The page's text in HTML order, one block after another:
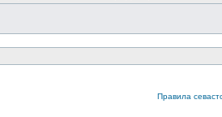
Правила